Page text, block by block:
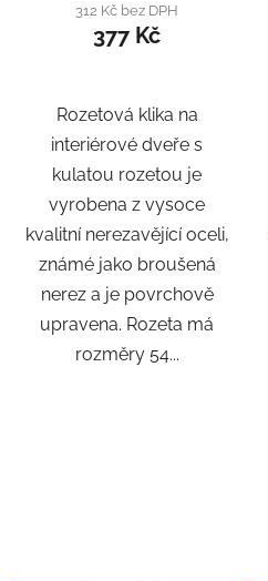
312 Kč bez DPH
377 Kč
Rozetová klika na
interiérové ​​dveře s
kulatou rozetou je
vyrobena z vysoce
kvalitní nerezavějící oceli,
známé jako broušená
nerez a je povrchově
upravena. Rozeta má
rozměry 54...